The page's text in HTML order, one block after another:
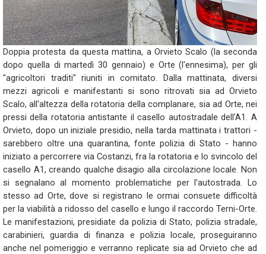
Doppia protesta da questa mattina, a Orvieto Scalo (la seconda
dopo quella di martedì 30 gennaio) e Orte (l'ennesima), per gli
"agricoltori traditi" riuniti in comitato. Dalla mattinata, diversi
mezzi agricoli e manifestanti si sono ritrovati sia ad Orvieto
Scalo, all'altezza della rotatoria della complanare, sia ad Orte, nei
pressi della rotatoria antistante il casello autostradale dell'A1. A
Orvieto, dopo un iniziale presidio, nella tarda mattinata i trattori -
sarebbero oltre una quarantina, fonte polizia di Stato - hanno
iniziato a percorrere via Costanzi, fra la rotatoria e lo svincolo del
casello A1, creando qualche disagio alla circolazione locale. Non
si segnalano al momento problematiche per l'autostrada. Lo
stesso ad Orte, dove si registrano le ormai consuete difficoltà
per la viabilità a ridosso del casello e lungo il raccordo Terni-Orte.
Le manifestazioni, presidiate da polizia di Stato, polizia stradale,
carabinieri, guardia di finanza e polizia locale, proseguiranno
anche nel pomeriggio e verranno replicate sia ad Orvieto che ad